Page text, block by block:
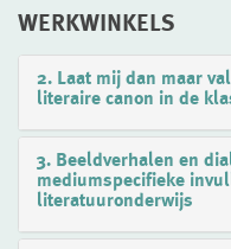
WERKWINKELS
2. Laat mij dan maar
literaire canon in de
3. Beeldverhalen en
mediumspecifieke
literatuuronderwijs